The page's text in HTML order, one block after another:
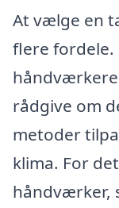
At vælge en
flere fordele.
rådgive om
metoder
klima. For
håndværker,